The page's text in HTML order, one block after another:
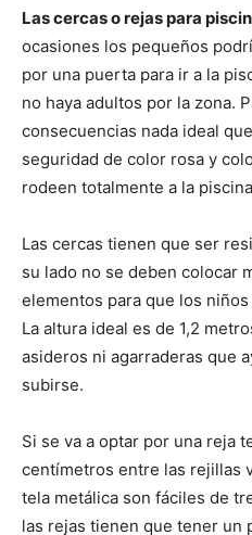
Las cercas o rejas para
ocasiones los pequeños
por una puerta para ir a la
no haya adultos por la zona.
consecuencias nada ideal
seguridad de color rosa y
rodeen totalmente a la
Las cercas tienen que ser
su lado no se deben colocar
elementos para que los
La altura ideal es de 1,2
asideros ni agarraderas que
subirse.
Si se va a optar por una reja
centímetros entre las rejillas
tela metálica son fáciles de
las rejas tienen que tener un